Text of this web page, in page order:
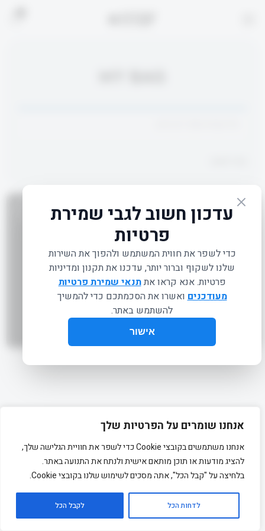
אנחנו שומרים על הפרטיות שלך
אנחנו משתמשים בקובצי Cookie כדי לשפר את חוויית הגלישה שלך,
להציג מודעות או תוכן מותאם אישית ולנתח את התנועה באתר.
בלחיצה על "קבל הכל", אתה מסכים לשימוש שלנו בקובצי Cookie.
לדחות הכל לקבל הכל
אני מאשר/ת את הסכמתי לתנאיתקנון ומדיניות הפרטיות
אני מאשר/ת קבלת דיור ותוכן פרסומי מ- FITOP
תקנון ומדיניות פרטיות
info@fitop.co.il
שאלות ותשובות
שירות לקוחות 053-3460911
כל הזכויות שמורות לפיט פילאטיס בע"מ